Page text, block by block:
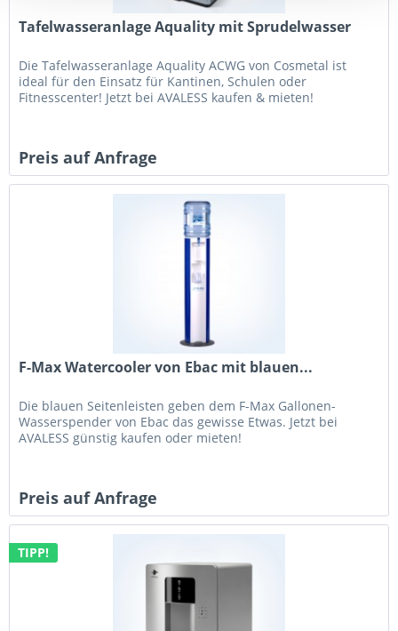
Tafelwasseranlage Aquality mit Sprudelwasser
Die Tafelwasseranlage Aquality ACWG von Cosmetal ist
ideal für den Einsatz für Kantinen, Schulen oder
Fitnesscenter! Jetzt bei AVALESS kaufen & mieten!
Preis auf Anfrage
F-Max Watercooler von Ebac mit blauen...
Die blauen Seitenleisten geben dem F-Max Gallonen-
Wasserspender von Ebac das gewisse Etwas. Jetzt bei
AVALESS günstig kaufen oder mieten!
Preis auf Anfrage
TIPP!